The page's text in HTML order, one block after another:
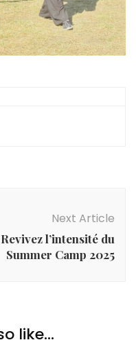
Next Article
Revivez l’intensité du
Summer Camp 2025
like...